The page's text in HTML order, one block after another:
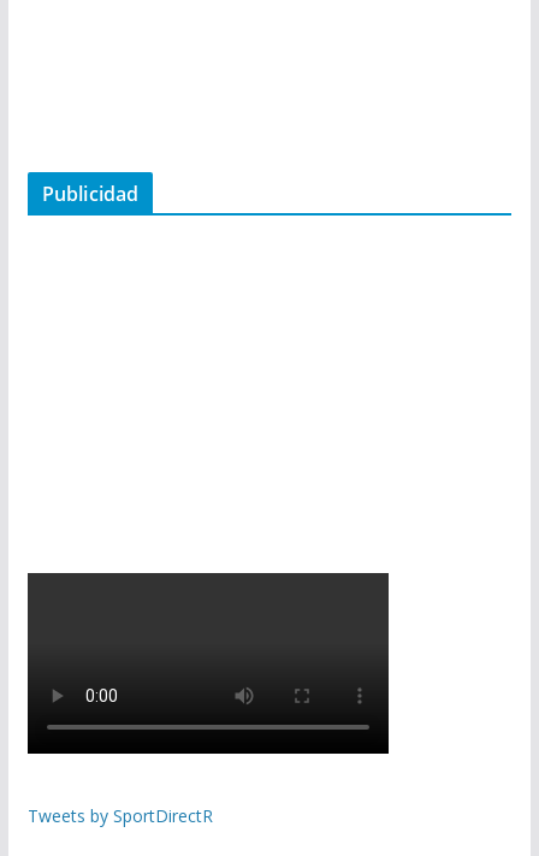
Publicidad
Tweets by SportDirectR